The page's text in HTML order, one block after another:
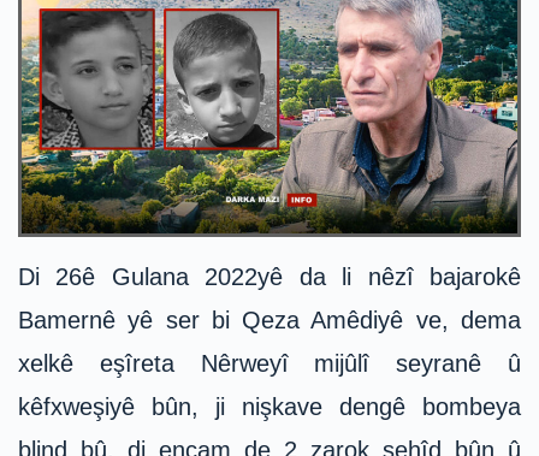
Di 26ê Gulana 2022yê da li nêzî bajarokê
Bamernê yê ser bi Qeza Amêdiyê ve, dema
xelkê eşîreta Nêrweyî mijûlî seyranê û
kêfxweşiyê bûn, ji nişkave dengê bombeya
blind bû, di encam de 2 zarok şehîd bûn û